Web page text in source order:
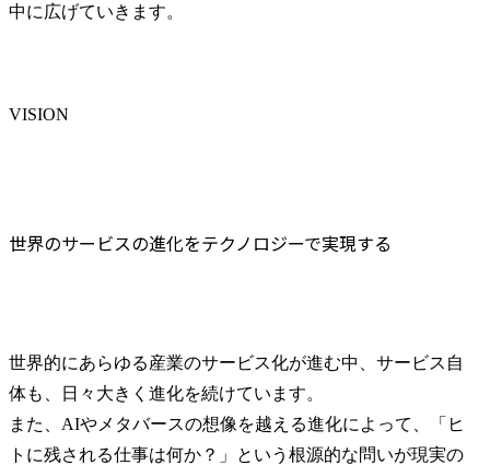
中に広げていきます。
VISION
世界のサービスの進化をテクノロジーで実現する
世界的にあらゆる産業のサービス化が進む中、サービス自
体も、日々大きく進化を続けています。
また、AIやメタバースの想像を越える進化によって、「ヒ
トに残される仕事は何か？」という根源的な問いが現実の